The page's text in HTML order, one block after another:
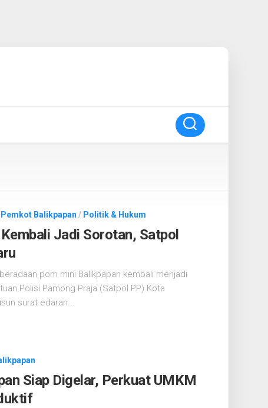
Pemkot Balikpapan / Politik & Hukum
Jadi Sorotan, Satpol
pom mini Balikpapan kembali menjadi
Polisi Pamong Praja (Satpol PP) Kota
surat edaran...
Siap Digelar, Perkuat UMKM